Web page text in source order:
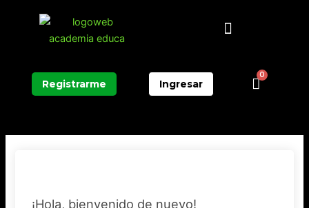
Menú
Registrarme Ingresar
0
¡Hola, bienvenido de nuevo!